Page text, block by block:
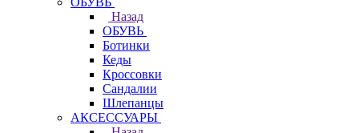
Назад
ОБУВЬ
Ботинки
Кеды
Кроссовки
Сандалии
Шлепанцы
АКСЕССУАРЫ